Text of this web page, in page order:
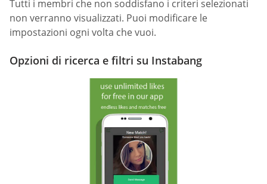
Tutti i membri che non soddisfano i criteri selezionati
non verranno visualizzati. Puoi modificare le
impostazioni ogni volta che vuoi.
Opzioni di ricerca e filtri su Instabang